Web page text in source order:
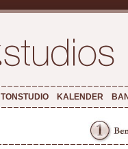
TONSTUDIO KALENDER